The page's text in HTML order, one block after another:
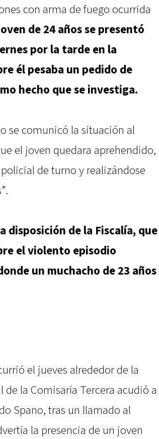
con arma de fuego ocurrida
de 24 años se presentó
por la tarde en la
él pesaba un pedido de
hecho que se investiga.
se comunicó la situación al
el joven quedara aprehendido,
de turno y realizándose
disposición de la Fiscalía, que
el violento episodio
un muchacho de 23 años
el jueves alrededor de la
de la Comisaría Tercera acudió a
Spano, tras un llamado al
la presencia de un joven